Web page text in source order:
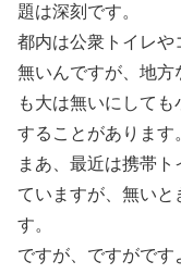
題は深刻です。
都内は公衆トイレや
無いんですが、地方
も大は無いにして
することがあります
まあ、最近は携帯
ていますが、無いと
す。
ですが、ですがです